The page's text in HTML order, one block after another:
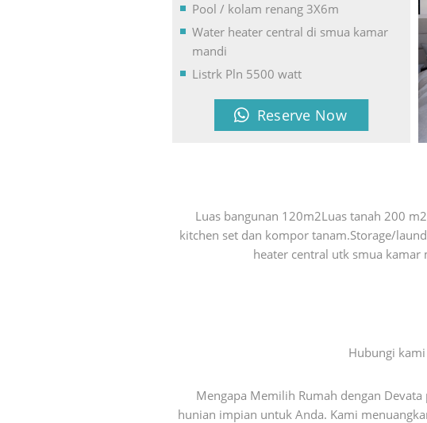
Pool / kolam renang 3X6m
Water heater central di smua kamar
mandi
Listrk Pln 5500 watt
Reserve Now
Luas bangunan 120m2Luas tanah 200
kitchen set dan kompor tanam.Storage/
heater central utk smua
Hubungi
Mengapa Memilih Rumah dengan
hunian impian untuk Anda. Kami